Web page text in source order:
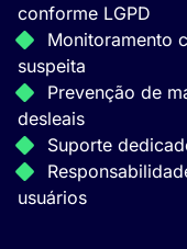
conforme LGPD
Monitoramento
suspeita
Prevenção de
desleais
Suporte
usuários